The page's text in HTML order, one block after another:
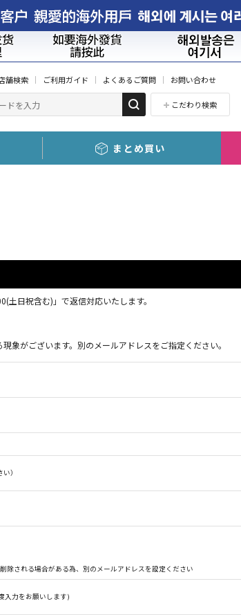
舗検索 ご利用ガイド よくあるご質問 お問い合わせ
こだわり検索
まとめ買い
日祝含む)」で返信対応いたします。
がございます。別のメールアドレスをご指定ください。
）
除される場合がある為、別のメールアドレスを設定ください
入力をお願いします)